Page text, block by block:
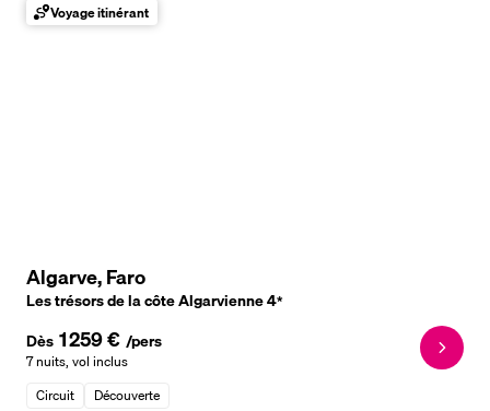
Voyage itinérant
Algarve, Faro
Les trésors de la côte Algarvienne4*
Dès 1 259 € /pers
7 nuits, vol inclus
Circuit
Découverte